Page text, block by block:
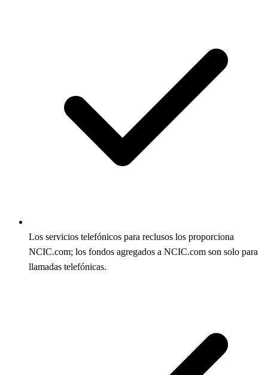
Los servicios telefónicos para reclusos los proporciona
NCIC.com; los fondos agregados a NCIC.com son solo para
llamadas telefónicas.